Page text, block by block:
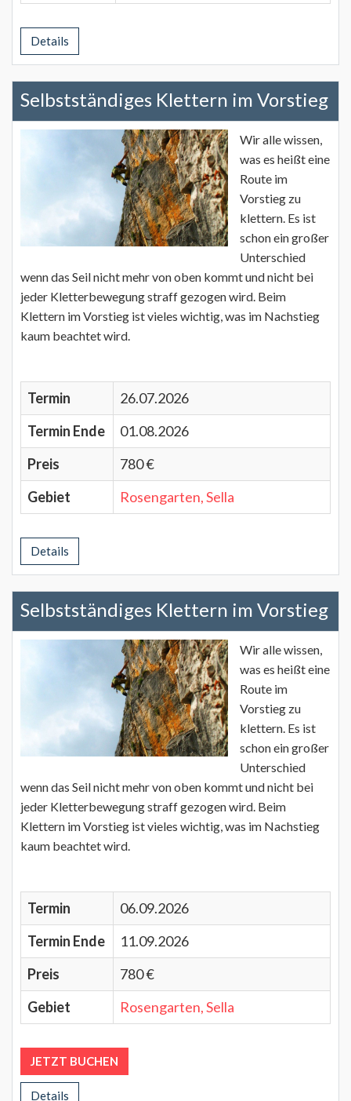
Details
Selbstständiges Klettern im Vorstieg
Wir alle wissen,
was es heißt eine
Route im
Vorstieg zu
klettern. Es ist
schon ein großer
Unterschied
wenn das Seil nicht mehr von oben kommt und nicht bei
jeder Kletterbewegung straff gezogen wird. Beim
Klettern im Vorstieg ist vieles wichtig, was im Nachstieg
kaum beachtet wird.
Termin
26.07.2026
Termin Ende
01.08.2026
Preis
780 €
Gebiet
Rosengarten, Sella
Details
Selbstständiges Klettern im Vorstieg
Wir alle wissen,
was es heißt eine
Route im
Vorstieg zu
klettern. Es ist
schon ein großer
Unterschied
wenn das Seil nicht mehr von oben kommt und nicht bei
jeder Kletterbewegung straff gezogen wird. Beim
Klettern im Vorstieg ist vieles wichtig, was im Nachstieg
kaum beachtet wird.
Termin
06.09.2026
Termin Ende
11.09.2026
Preis
780 €
Gebiet
Rosengarten, Sella
JETZT BUCHEN
Details